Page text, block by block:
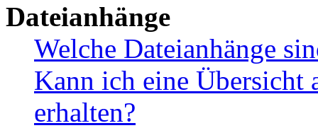
Dateianhänge
Welche Dateianhänge
Kann ich eine Übersicht
erhalten?